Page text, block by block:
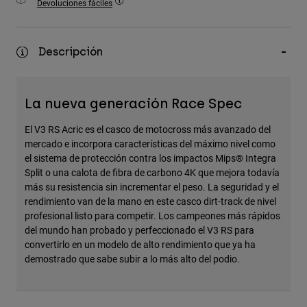
Accesorios
Bolsas y Mochilas
Ver todo
Devoluciones fáciles
Descripción
La nueva generación Race Spec
El V3 RS Acric es el casco de motocross más avanzado del
mercado e incorpora características del máximo nivel como
el sistema de protección contra los impactos Mips® Integra
Split o una calota de fibra de carbono 4K que mejora todavía
más su resistencia sin incrementar el peso. La seguridad y el
rendimiento van de la mano en este casco dirt-track de nivel
profesional listo para competir. Los campeones más rápidos
del mundo han probado y perfeccionado el V3 RS para
convertirlo en un modelo de alto rendimiento que ya ha
demostrado que sabe subir a lo más alto del podio.